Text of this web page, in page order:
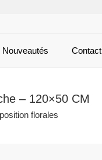
Nouveautés Contact
– 120×50 CM
florales